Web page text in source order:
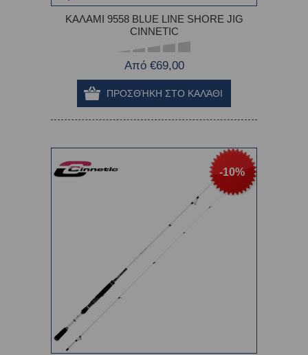
ΚΑΛΑΜΙ 9558 BLUE LINE SHORE JIG
CINNETIC
Από €69,00
-10%